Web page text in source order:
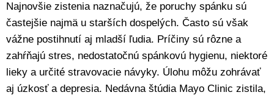
Najnovšie zistenia naznačujú, že poruchy spánku sú
častejšie najmä u starších dospelých. Často sú však
vážne postihnutí aj mladší ľudia. Príčiny sú rôzne a
zahŕňajú stres, nedostatočnú spánkovú hygienu, niektoré
lieky a určité stravovacie návyky. Úlohu môžu zohrávať
aj úzkosť a depresia. Nedávna štúdia Mayo Clinic zistila,